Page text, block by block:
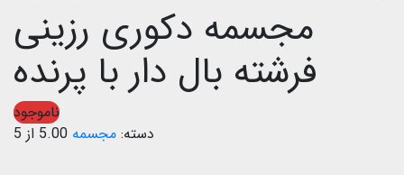
مجسمه دکوری رزینی
فرشته بال دار با پرنده
ناموجود
دسته: مجسمه 5.00 از 5